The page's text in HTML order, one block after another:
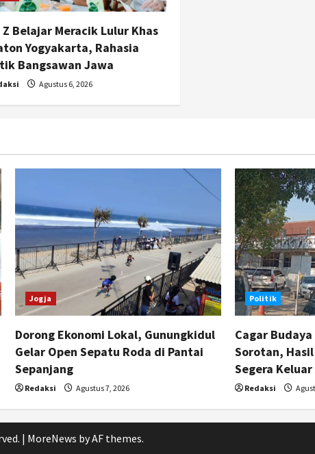
Z Belajar Meracik Lulur Khas
Yogyakarta, Rahasia
Bangsawan Jawa
Agustus 6, 2026
Jogja
Dorong Ekonomi Lokal, Gunungkidul
Gelar Open Sepatu Roda di Pantai
Sepanjang
Redaksi Agustus 7, 2026
Politik
Cagar
Sorotan,
Segera Keluar
Redaksi
| MoreNews by AF themes.